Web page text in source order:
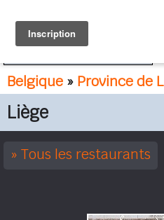
Belgique » Province de
Liège
Tous les restaurants